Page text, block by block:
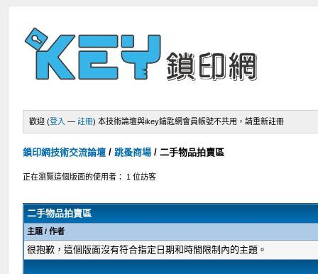
歡迎 (登入 —註冊) 本技術論壇與ikey鑰匙網會員帳號不共用，請重新註冊
鎖印網技術交流論壇 /跳蚤商場 /二手物品拍賣區
正在瀏覽這個版面的使用者： 1 位訪客
二手物品拍賣區
主題 /作者
很抱歉，這個版面沒有符合指定日期和時間限制內的主題。